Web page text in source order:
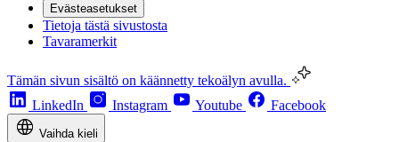
Evästeasetukset
Tietoja tästä sivustosta
Tavaramerkit
Tämän sivun sisältö on käännetty tekoälyn avulla.
LinkedIn
Instagram Youtube Facebook
Vaihda kieli